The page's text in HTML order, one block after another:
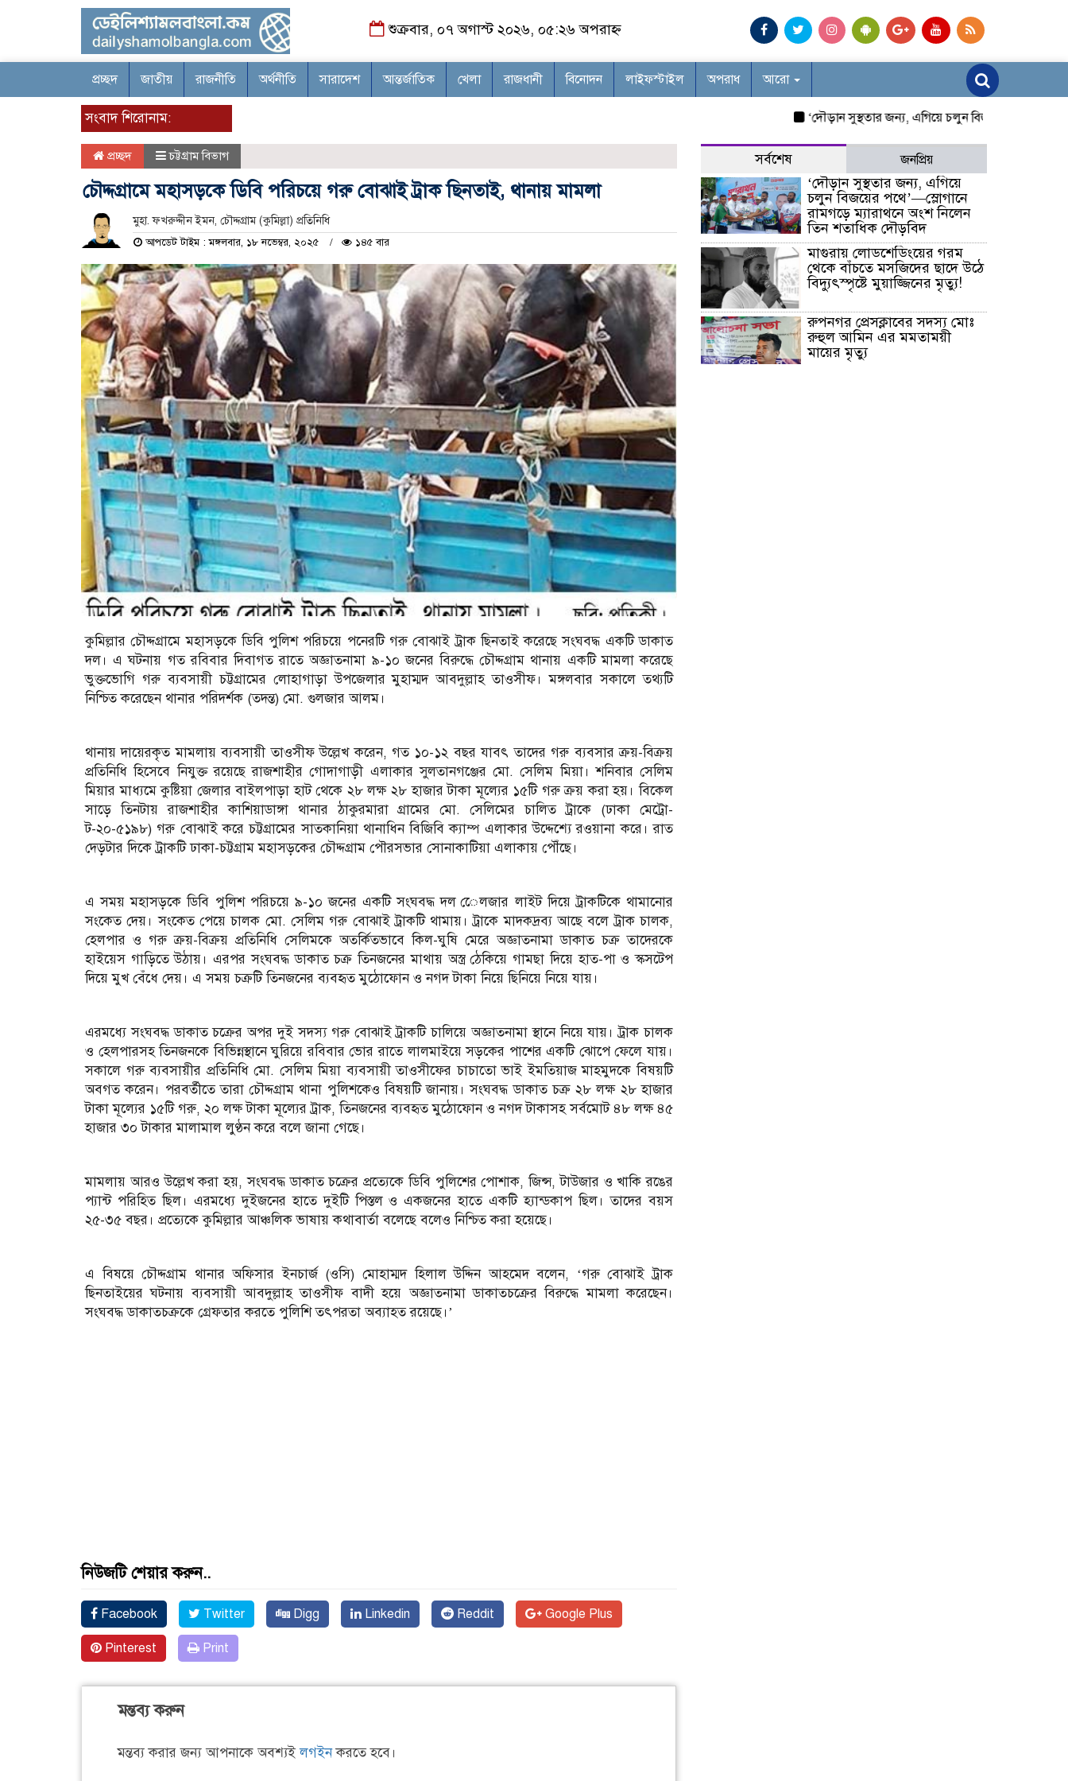
শুক্রবার, ০৭ অগাস্ট ২০২৬, ০৫:২৬ অপরাহ্ন
প্রচ্ছদ জাতীয় রাজনীতি অর্থনীতি সারাদেশ আন্তর্জাতিক খেলা রাজধানী বিনোদন লাইফস্টাইল অপরাধ আরো
সংবাদ শিরোনাম: ‘দৌড়ান সুস্থতার জন্য, এগিয়ে চলুন বিজয়ের পথে’—স্লোগানে
প্রচ্ছদ চট্টগ্রাম বিভাগ
চৌদ্দগ্রামে মহাসড়কে ডিবি পরিচয়ে গরু বোঝাই ট্রাক ছিনতাই, থানায় মামলা
মুহা. ফখরুদ্দীন ইমন, চৌদ্দগ্রাম (কুমিল্লা) প্রতিনিধি
আপডেট টাইম : মঙ্গলবার, ১৮ নভেম্বর, ২০২৫ ১৪৫ বার
কুমিল্লার চৌদ্দগ্রামে মহাসড়কে ডিবি পুলিশ পরিচয়ে পনেরটি গরু বোঝাই ট্রাক ছিনতাই করেছে সংঘবদ্ধ একটি ডাকাত
দল। এ ঘটনায় গত রবিবার দিবাগত রাতে অজ্ঞাতনামা ৯-১০ জনের বিরুদ্ধে চৌদ্দগ্রাম থানায় একটি মামলা করেছে
ভুক্তভোগি গরু ব্যবসায়ী চট্টগ্রামের লোহাগাড়া উপজেলার মুহাম্মদ আবদুল্লাহ তাওসীফ। মঙ্গলবার সকালে তথ্যটি
নিশ্চিত করেছেন থানার পরিদর্শক (তদন্ত) মো. গুলজার আলম।
থানায় দায়েরকৃত মামলায় ব্যবসায়ী তাওসীফ উল্লেখ করেন, গত ১০-১২ বছর যাবৎ তাদের গরু ব্যবসার ক্রয়-বিক্রয়
প্রতিনিধি হিসেবে নিযুক্ত রয়েছে রাজশাহীর গোদাগাড়ী এলাকার সুলতানগঞ্জের মো. সেলিম মিয়া। শনিবার সেলিম
মিয়ার মাধ্যমে কুষ্টিয়া জেলার বাইলপাড়া হাট থেকে ২৮ লক্ষ ২৮ হাজার টাকা মূল্যের ১৫টি গরু ক্রয় করা হয়। বিকেল
সাড়ে তিনটায় রাজশাহীর কাশিয়াডাঙ্গা থানার ঠাকুরমারা গ্রামের মো. সেলিমের চালিত ট্রাকে (ঢাকা মেট্রো-
ট-২০-৫১৯৮) গরু বোঝাই করে চট্টগ্রামের সাতকানিয়া থানাধিন বিজিবি ক্যাম্প এলাকার উদ্দেশ্যে রওয়ানা করে। রাত
দেড়টার দিকে ট্রাকটি ঢাকা-চট্টগ্রাম মহাসড়কের চৌদ্দগ্রাম পৌরসভার সোনাকাটিয়া এলাকায় পৌঁছে।
এ সময় মহাসড়কে ডিবি পুলিশ পরিচয়ে ৯-১০ জনের একটি সংঘবদ্ধ দল েেলজার লাইট দিয়ে ট্রাকটিকে থামানোর
সংকেত দেয়। সংকেত পেয়ে চালক মো. সেলিম গরু বোঝাই ট্রাকটি থামায়। ট্রাকে মাদকদ্রব্য আছে বলে ট্রাক চালক,
হেলপার ও গরু ক্রয়-বিক্রয় প্রতিনিধি সেলিমকে অতর্কিতভাবে কিল-ঘুষি মেরে অজ্ঞাতনামা ডাকাত চক্র তাদেরকে
হাইয়েস গাড়িতে উঠায়। এরপর সংঘবদ্ধ ডাকাত চক্র তিনজনের মাথায় অস্ত্র ঠেকিয়ে গামছা দিয়ে হাত-পা ও স্কসটেপ
দিয়ে মুখ বেঁধে দেয়। এ সময় চক্রটি তিনজনের ব্যবহৃত মুঠোফোন ও নগদ টাকা নিয়ে ছিনিয়ে নিয়ে যায়।
এরমধ্যে সংঘবদ্ধ ডাকাত চক্রের অপর দুই সদস্য গরু বোঝাই ট্রাকটি চালিয়ে অজ্ঞাতনামা স্থানে নিয়ে যায়। ট্রাক চালক
ও হেলপারসহ তিনজনকে বিভিন্নস্থানে ঘুরিয়ে রবিবার ভোর রাতে লালমাইয়ে সড়কের পাশের একটি ঝোপে ফেলে যায়।
সকালে গরু ব্যবসায়ীর প্রতিনিধি মো. সেলিম মিয়া ব্যবসায়ী তাওসীফের চাচাতো ভাই ইমতিয়াজ মাহমুদকে বিষয়টি
অবগত করেন। পরবর্তীতে তারা চৌদ্দগ্রাম থানা পুলিশকেও বিষয়টি জানায়। সংঘবদ্ধ ডাকাত চক্র ২৮ লক্ষ ২৮ হাজার
টাকা মূল্যের ১৫টি গরু, ২০ লক্ষ টাকা মূল্যের ট্রাক, তিনজনের ব্যবহৃত মুঠোফোন ও নগদ টাকাসহ সর্বমোট ৪৮ লক্ষ ৪৫
হাজার ৩০ টাকার মালামাল লুণ্ঠন করে বলে জানা গেছে।
মামলায় আরও উল্লেখ করা হয়, সংঘবদ্ধ ডাকাত চক্রের প্রত্যেকে ডিবি পুলিশের পোশাক, জিন্স, টাউজার ও খাকি রঙের
প্যান্ট পরিহিত ছিল। এরমধ্যে দুইজনের হাতে দুইটি পিস্তল ও একজনের হাতে একটি হ্যান্ডকাপ ছিল। তাদের বয়স
২৫-৩৫ বছর। প্রত্যেকে কুমিল্লার আঞ্চলিক ভাষায় কথাবার্তা বলেছে বলেও নিশ্চিত করা হয়েছে।
এ বিষয়ে চৌদ্দগ্রাম থানার অফিসার ইনচার্জ (ওসি) মোহাম্মদ হিলাল উদ্দিন আহমেদ বলেন, ‘গরু বোঝাই ট্রাক
ছিনতাইয়ের ঘটনায় ব্যবসায়ী আবদুল্লাহ তাওসীফ বাদী হয়ে অজ্ঞাতনামা ডাকাতচক্রের বিরুদ্ধে মামলা করেছেন।
সংঘবদ্ধ ডাকাতচক্রকে গ্রেফতার করতে পুলিশি তৎপরতা অব্যাহত রয়েছে।’
নিউজটি শেয়ার করুন..
Facebook Twitter Digg Linkedin Reddit Google Plus
Pinterest Print
মন্তব্য করুন
মন্তব্য করার জন্য আপনাকে অবশ্যইলগইনকরতে হবে।
সর্বশেষ জনপ্রিয়
‘দৌড়ান সুস্থতার জন্য, এগিয়ে
চলুন বিজয়ের পথে’—স্লোগানে
রামগড়ে ম্যারাথনে অংশ নিলেন
তিন শতাধিক দৌড়বিদ
মাগুরায় লোডশেডিংয়ের গরম
থেকে বাঁচতে মসজিদের ছাদে উঠে
বিদ্যুৎস্পৃষ্টে মুয়াজ্জিনের মৃত্যু!
রুপনগর প্রেসক্লাবের সদস্য মোঃ
রুহুল আমিন এর মমতাময়ী
মায়ের মৃত্যু